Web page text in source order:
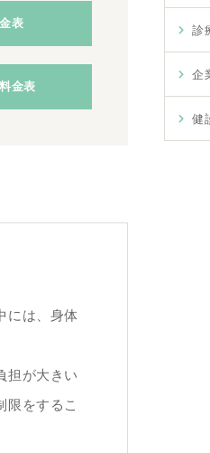
表
金表
には、身体
担が大きい
限をするこ
診
企
健